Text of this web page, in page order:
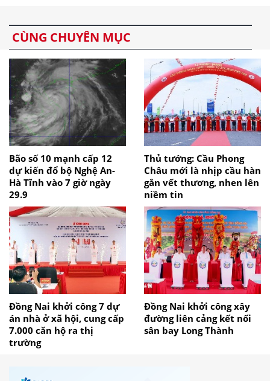
CÙNG CHUYÊN MỤC
Bão số 10 mạnh cấp 12
dự kiến đổ bộ Nghệ An-
Hà Tĩnh vào 7 giờ ngày
29.9
Thủ tướng: Cầu Phong
Châu mới là nhịp cầu hàn
gắn vết thương, nhen lên
niềm tin
Đồng Nai khởi công 7 dự
án nhà ở xã hội, cung cấp
7.000 căn hộ ra thị
trường
Đồng Nai khởi công xây
đường liên cảng kết nối
sân bay Long Thành